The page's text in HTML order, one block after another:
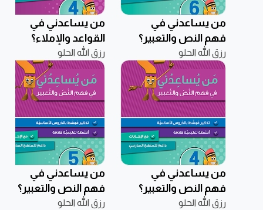
من يساعدني في
فهم النص والتعبير؟
مستوى سادس –
11-12 سنوات
رزق الله الحلو
من يساعدني في
القواعد والإملاء؟
سنوات
رزق الله الحلو
من يساعدني في
فهم النص والتعبير؟
رزق الله الحلو
من يساعدني في
فهم النص والتعبير؟
مستوى خامس –
رزق الله الحلو